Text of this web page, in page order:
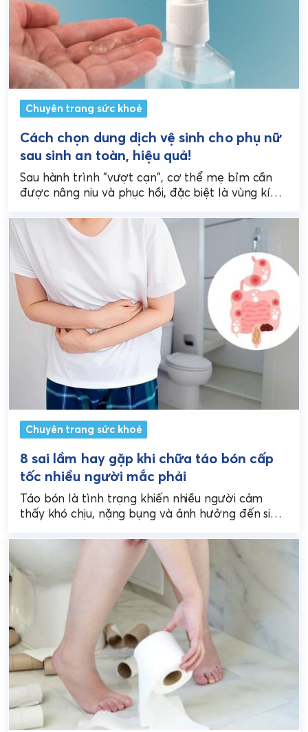
Chuyên trang sức khoẻ
Cách chọn dung dịch vệ sinh cho phụ nữ
sau sinh an toàn, hiệu quả!
Sau hành trình "vượt cạn", cơ thể mẹ bỉm cần
được nâng niu và phục hồi, đặc biệt là vùng kín.
Chuyên trang sức khoẻ
8 sai lầm hay gặp khi chữa táo bón cấp
tốc nhiều người mắc phải
Táo bón là tình trạng khiến nhiều người cảm
thấy khó chịu, nặng bụng và ảnh hưởng đến sinh